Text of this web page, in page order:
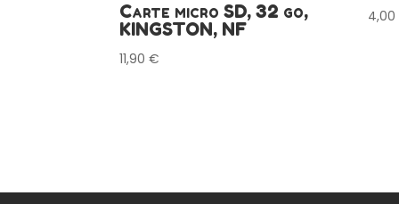
Carte micro SD, 32 go,
KINGSTON, NF
11,90€
4,00